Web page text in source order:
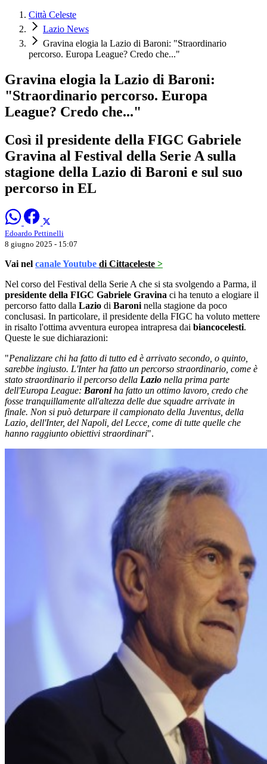
Città Celeste
Lazio News
Gravina elogia la Lazio di Baroni: "Straordinario
percorso. Europa League? Credo che..."
Gravina elogia la Lazio di Baroni:
"Straordinario percorso. Europa
League? Credo che..."
Così il presidente della FIGC Gabriele
Gravina al Festival della Serie A sulla
stagione della Lazio di Baroni e sul suo
percorso in EL
Edoardo Pettinelli
8 giugno 2025 - 15:07
Vai nel canale Youtube di Cittaceleste >
Nel corso del Festival della Serie A che si sta svolgendo a Parma, il
presidente della FIGC Gabriele Gravina ci ha tenuto a elogiare il
percorso fatto dalla Lazio di Baroni nella stagione da poco
conclusasi. In particolare, il presidente della FIGC ha voluto mettere
in risalto l'ottima avventura europea intrapresa dai biancocelesti.
Queste le sue dichiarazioni:
"Penalizzare chi ha fatto di tutto ed è arrivato secondo, o quinto,
sarebbe ingiusto. L'Inter ha fatto un percorso straordinario, come è
stato straordinario il percorso della Lazio nella prima parte
dell'Europa League: Baroniha fatto un ottimo lavoro, credo che
fosse tranquillamente all'altezza delle due squadre arrivate in
finale. Non si può deturpare il campionato della Juventus, della
Lazio, dell'Inter, del Napoli, del Lecce, come di tutte quelle che
hanno raggiunto obiettivi straordinari".